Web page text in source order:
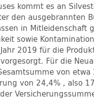
kommt es an
den ausgebrannten
in
sowie
2019 für die
Für die
von
von 24,4% , also